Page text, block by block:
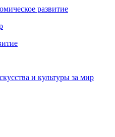
развитие
и культуры за мир